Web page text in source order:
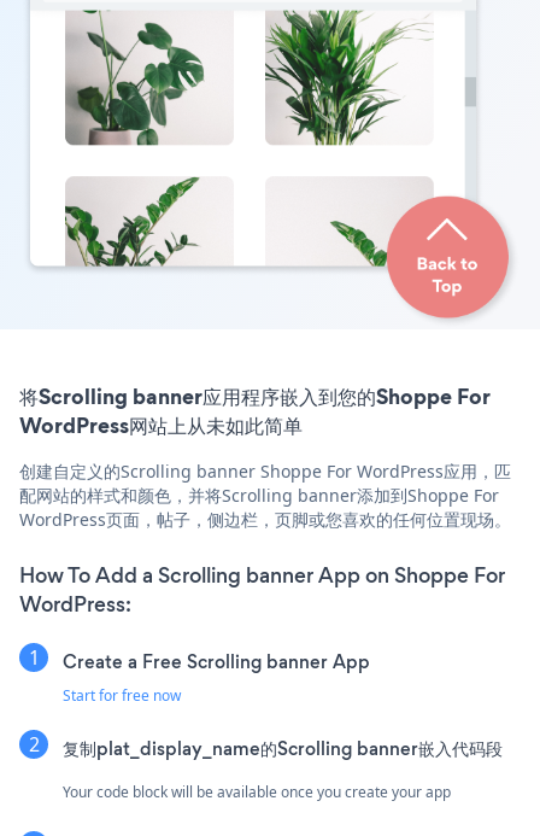
将Scrolling banner应用程序嵌入到您的Shoppe For
WordPress网站上从未如此简单
创建自定义的Scrolling banner Shoppe For WordPress应用，匹
配网站的样式和颜色，并将Scrolling banner添加到Shoppe For
WordPress页面，帖子，侧边栏，页脚或您喜欢的任何位置现场。
How To Add a Scrolling banner App on Shoppe For
WordPress:
Create a Free Scrolling banner App
Start for free now
复制plat_display_name的Scrolling banner嵌入代码段
Your code block will be available once you create your app